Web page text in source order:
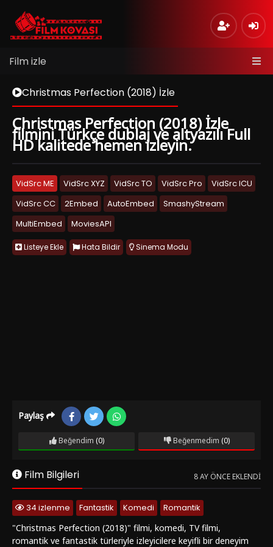
Film izle
Christmas Perfection (2018) İzle
Christmas Perfection (2018) İzle
filmini Türkçe dublaj ve altyazılı Full
HD kalitede hemen izleyin.
VidSrc ME VidSrc XYZ VidSrc TO VidSrc Pro
VidSrc ICU
VidSrc CC
2Embed AutoEmbed
SmashyStream
MultiEmbed
MoviesAPI
Listeye Ekle Hata Bildir Sinema Modu
Paylaş
Beğendim (0) Beğenmedim (0)
Film Bilgileri 8 AY ÖNCE EKLENDI
34 izlenme Fantastik Komedi
Romantik
"Christmas Perfection (2018)" filmi, komedi, TV filmi,
romantik ve fantastik türleriyle izleyicilere keyifli bir deneyim